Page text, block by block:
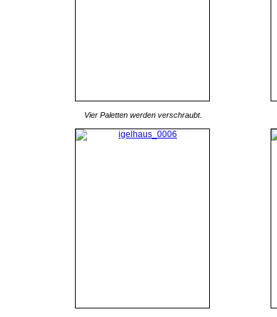
Vier Paletten werden verschraubt.